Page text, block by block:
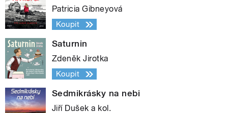
Patricia Gibneyová
Koupit
Saturnin
Zdeněk Jirotka
Koupit
Sedmikrásky na nebi
Jiří Dušek a kol.